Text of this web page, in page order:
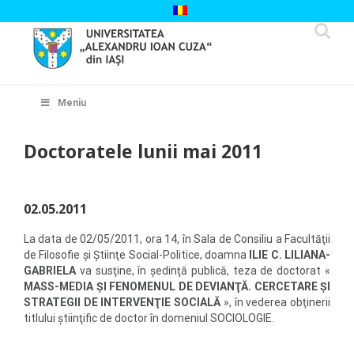
to
content
Meniu
Doctoratele lunii mai 2011
02.05.2011
La data de 02/05/2011, ora 14, în Sala de Consiliu a Facultăţii
de Filosofie şi Ştiinţe Social-Politice, doamna
ILIE C. LILIANA-
GABRIELA va susţine, în şedinţă publică, teza de doctorat «
MASS-MEDIA ŞI FENOMENUL DE DEVIANŢĂ. CERCETARE ŞI
STRATEGII DE INTERVENŢIE SOCIALĂ », în vederea obţinerii
titlului ştiinţific de doctor în domeniul SOCIOLOGIE.